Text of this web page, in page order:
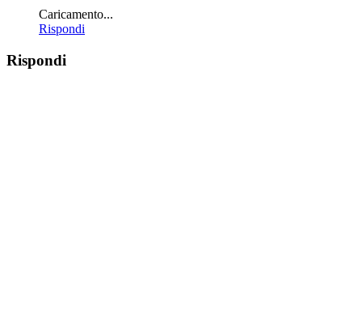
Caricamento...
Rispondi
Rispondi